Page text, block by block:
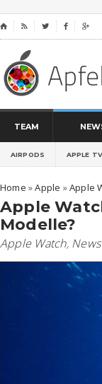
⌂    
TEAM
AIRPODS APPLE TV
Home »Apple »Apple
Apple
Modelle?
Apple Watch, News